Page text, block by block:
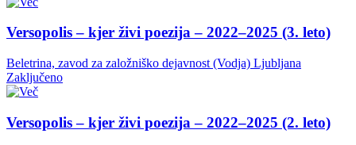
Versopolis – kjer živi poezija – 2022–2025 (3. leto)
Beletrina, zavod za založniško dejavnost (Vodja) Ljubljana
Zaključeno
Versopolis – kjer živi poezija – 2022–2025 (2. leto)